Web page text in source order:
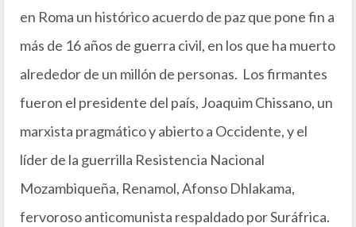
en Roma un histórico acuerdo de paz que pone fin a
más de 16 años de guerra civil, en los que ha muerto
alrededor de un millón de personas. Los firmantes
fueron el presidente del país, Joaquim Chissano, un
marxista pragmático y abierto a Occidente, y el
líder de la guerrilla Resistencia Nacional
Mozambiqueña, Renamol, Afonso Dhlakama,
fervoroso anticomunista respaldado por Suráfrica.